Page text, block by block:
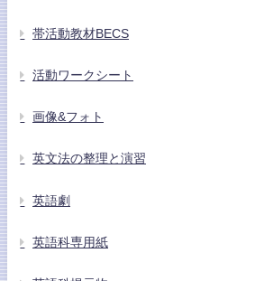
帯活動教材BECS
活動ワークシート
画像&フォト
英文法の整理と演習
英語劇
英語科専用紙